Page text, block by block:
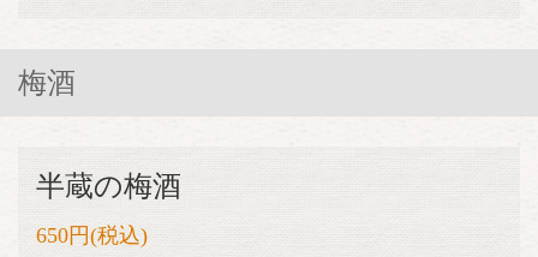
梅酒
半蔵の梅酒
650円(税込)